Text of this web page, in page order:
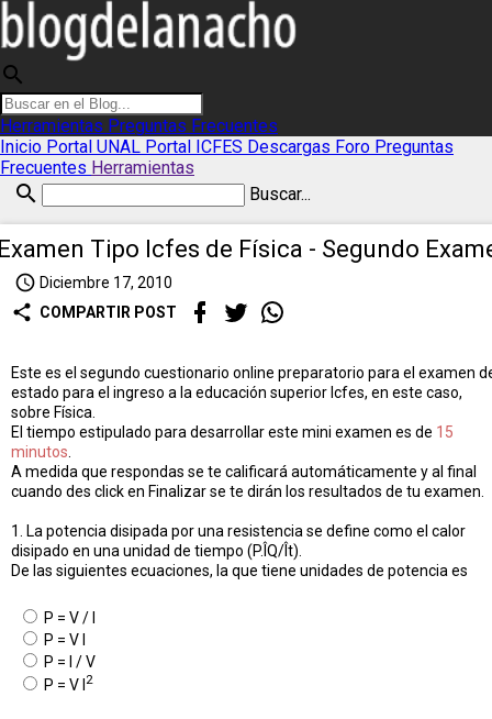
search
Herramientas Preguntas Frecuentes
Inicio Portal UNAL Portal ICFES Descargas Foro Preguntas
Frecuentes Herramientas
search Buscar...
Tipo Icfes de Física - Segundo
access_time Diciembre 17, 2010
share COMPARTIR POST
Este es el segundo cuestionario online preparatorio para el examen
estado para el ingreso a la educación superior Icfes, en este caso,
sobre Física.
El tiempo estipulado para desarrollar este mini examen es de 15
minutos
A medida que respondas se te calificará automáticamente y al final
cuando des click en Finalizar se te dirán los resultados de tu examen.
1. La potencia disipada por una resistencia se define como el calor
disipado en una unidad de tiempo (P.ÎQ/Ît).
De las siguientes ecuaciones, la que tiene unidades de potencia es
P = V / I
P = V I
P = I / V
P = V I 2